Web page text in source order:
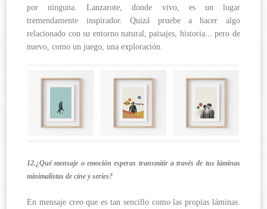
por ninguna. Lanzarote, donde vivo, es un lugar
tremendamente inspirador. Quizá pruebe a hacer algo
relacionado con su entorno natural, paisajes, historia... pero de
nuevo, como un juego, una exploración.
12.¿Qué mensaje o emoción esperas transmitir a través de tus láminas
minimalistas de cine y series?
En mensaje creo que es tan sencillo como las propias láminas.